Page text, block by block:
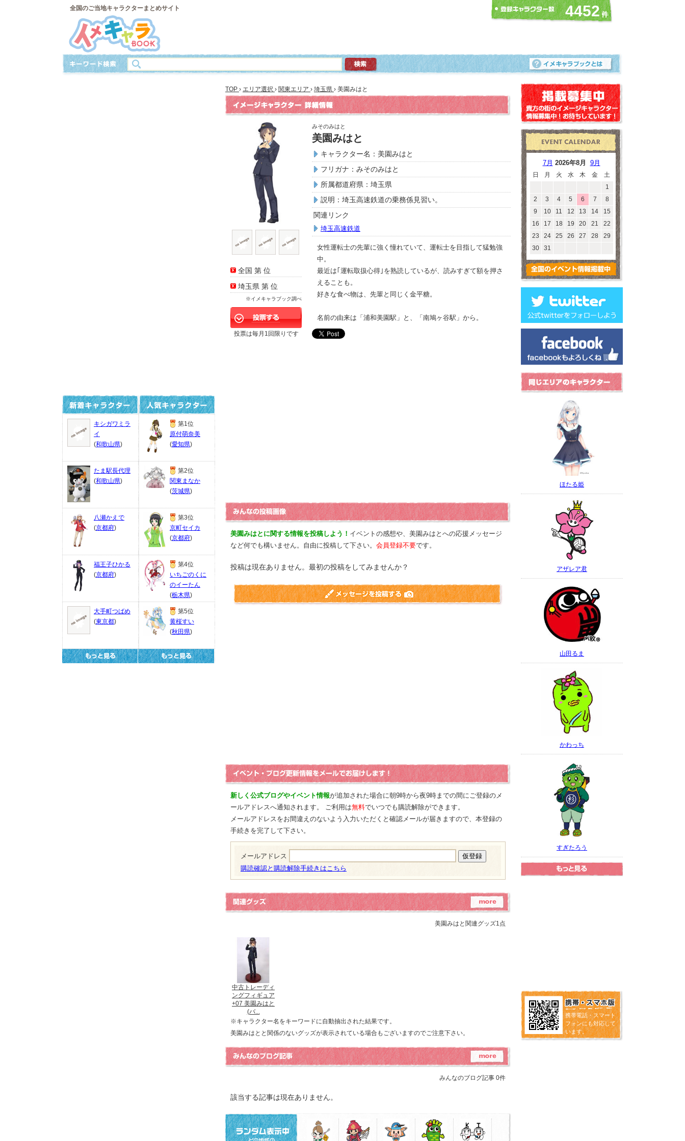
全国のご当地キャラクターまとめサイト 4452
キシガワミラ
イ
(和歌山県)
たま駅長代理
(和歌山県)
八瀬かえで
(京都府)
福王子ひかる
(京都府)
大手町つばめ
(東京都)
第1位
原付萌奈美
(愛知県)
第2位
関東まなか
(茨城県)
第3位
京町セイカ
(京都府)
第4位
いちごのくに
のイーたん
(栃木県)
第5位
黄桜すい
(秋田県)
TOP › エリア選択 › 関東エリア › 埼玉県 › 美園みはと
全国 第 位
埼玉県 第 位
※イメキャラブック調べ
投票は毎月1回限りです
みそのみはと
美園みはと
キャラクター名：美園みはと
フリガナ：みそのみはと
所属都道府県：埼玉県
説明：埼玉高速鉄道の乗務係見習い。
関連リンク
埼玉高速鉄道
女性運転士の先輩に強く憧れていて、運転士を目指して猛勉強
中。
最近は｢運転取扱心得｣を熟読しているが、読みすぎて額を押さ
えることも。
好きな食べ物は、先輩と同じく金平糖。
名前の由来は「浦和美園駅」と、「南鳩ヶ谷駅」から。
美園みはとに関する情報を投稿しよう！ イベントの感想や、美園みはとへの応援メッセージ
など何でも構いません。自由に投稿して下さい。 会員登録不要です。
投稿は現在ありません。最初の投稿をしてみませんか？
新しく公式ブログやイベント情報が追加された場合に朝9時から夜9時までの間にご登録のメ
ールアドレスへ通知されます。 ご利用は無料でいつでも購読解除ができます。
メールアドレスをお間違えのないよう入力いただくと確認メールが届きますので、本登録の
手続きを完了して下さい。
メールアドレス
購読確認と購読解除手続きはこちら
美園みはと関連グッズ1点
中古トレーディ
ングフィギュア
+07 美園みはと
(バ...
※キャラクター名をキーワードに自動抽出された結果です。
美園みはとと関係のないグッズが表示されている場合もございますのでご注意下さい。
みんなのブログ記事 0件
該当する記事は現在ありません。
7月 2026年8月 9月
日 月 火 水 木 金
土
1
2
3 4 5 6 7
8
9
10 11 12 13 14
15
16
17 18 19 20 21
22
23
24 25 26 27 28
29
30
31
ほたる姫
アザレア君
山田るま
かわっち
すぎたろう
携帯電話・スマート
フォンにも対応して
います。